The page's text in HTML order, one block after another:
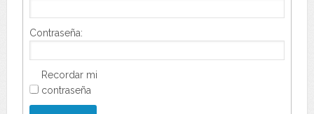
Contraseña:
Recordar mi
contraseña